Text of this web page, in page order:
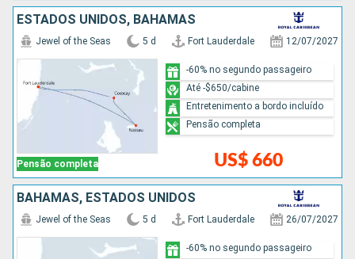
ESTADOS UNIDOS, BAHAMAS
Pensão completa
Jewel of the Seas 5 d Fort Lauderdale 12/07/2027
US$ 660
-60% no segundo passageiro
Até -$650/cabine
Entretenimento a bordo incluído
Pensão completa
BAHAMAS, ESTADOS UNIDOS
Jewel of the Seas 5 d Fort Lauderdale 26/07/2027
-60% no segundo passageiro